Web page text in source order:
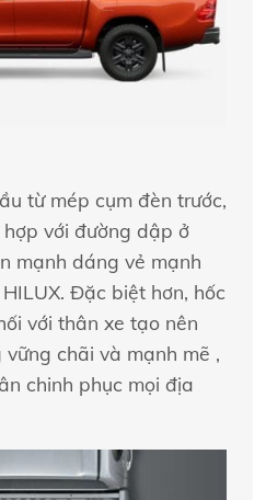
từ mép cụm đèn trước,
với đường dập ở
mạnh dáng vẻ mạnh
Đặc biệt hơn, hốc
với thân xe tạo nên
chãi và mạnh mẽ ,
chinh phục mọi địa